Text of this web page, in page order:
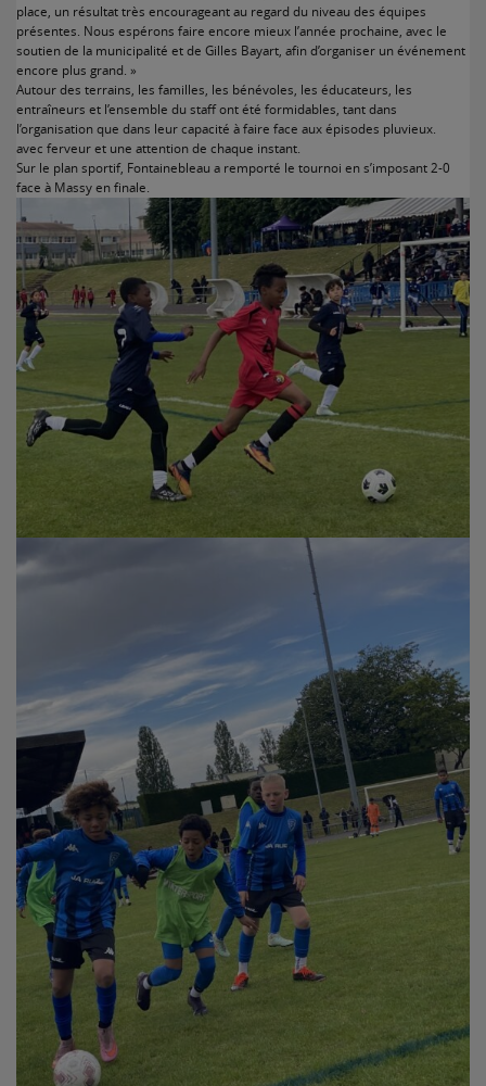
place, un résultat très encourageant au regard du niveau des équipes
présentes. Nous espérons faire encore mieux l’année prochaine, avec le
soutien de la municipalité et de Gilles Bayart, afin d’organiser un événement
encore plus grand. »
Autour des terrains, les familles, les bénévoles, les éducateurs, les
entraîneurs et l’ensemble du staff ont été formidables, tant dans
l’organisation que dans leur capacité à faire face aux épisodes pluvieux.
avec ferveur et une attention de chaque instant.
Sur le plan sportif, Fontainebleau a remporté le tournoi en s’imposant 2-0
face à Massy en finale.